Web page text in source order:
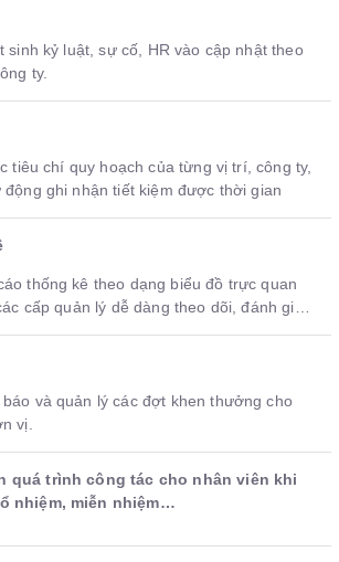
HR vào cập nhật theo
ty.
tiêu chí quy hoạch của từng vị trí, công ty,
ghi nhận tiết kiệm được thời gian
thống kê theo dạng biểu đồ trực quan
cấp quản lý dễ dàng theo dõi, đánh giá
và quản lý các đợt khen thưởng cho
vị.
quá trình công tác cho nhân viên khi
nhiệm, miễn nhiệm…